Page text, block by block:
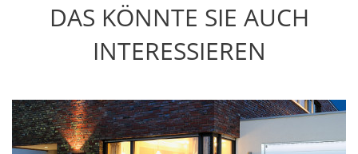
DAS KÖNNTE SIE AUCH
INTERESSIEREN